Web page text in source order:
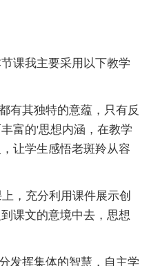
课我主要采用以下教学
其独特的意蕴，只有反
富的'思想内涵，在教学
让学生感悟老斑羚从容
，充分利用课件展示创
课文的意境中去，思想
挥集体的智慧，自主学